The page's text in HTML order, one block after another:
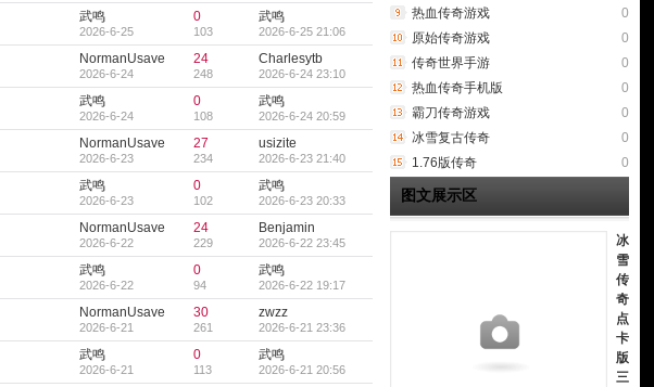
武鸣
2026-6-25
0
103
武鸣
2026-6-25 21:06
NormanUsave
2026-6-24
24
248
Charlesytb
2026-6-24 23:10
武鸣
2026-6-24
0
108
武鸣
2026-6-24 20:59
NormanUsave
2026-6-23
27
234
usizite
2026-6-23 21:40
武鸣
2026-6-23
0
102
武鸣
2026-6-23 20:33
NormanUsave
2026-6-22
24
229
Benjamin
2026-6-22 23:45
武鸣
2026-6-22
0
94
武鸣
2026-6-22 19:17
NormanUsave
2026-6-21
30
261
zwzz
2026-6-21 23:36
武鸣
2026-6-21
0
113
武鸣
2026-6-21 20:56
0
热血传奇游戏
0
原始传奇游戏
0
传奇世界手游
0
热血传奇手机版
0
霸刀传奇游戏
0
冰雪复古传奇
0
1.76版传奇
图文展示区
冰
雪
传
奇
点
卡
版
三